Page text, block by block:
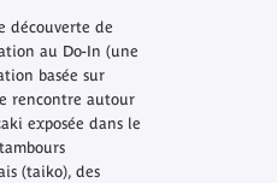
découverte de
au Do-In (une
basée sur
rencontre autour
exposée dans le
(taiko), des